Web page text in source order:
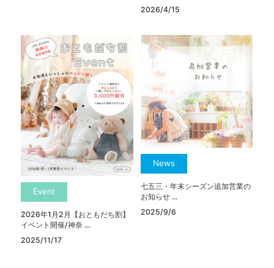
2026/4/15
Event
2026年1月2月【おともだち割】
イベント開催/神奈 ...
2025/11/17
News
七五三・年末シーズン追加営業の
お知らせ ...
2025/9/6